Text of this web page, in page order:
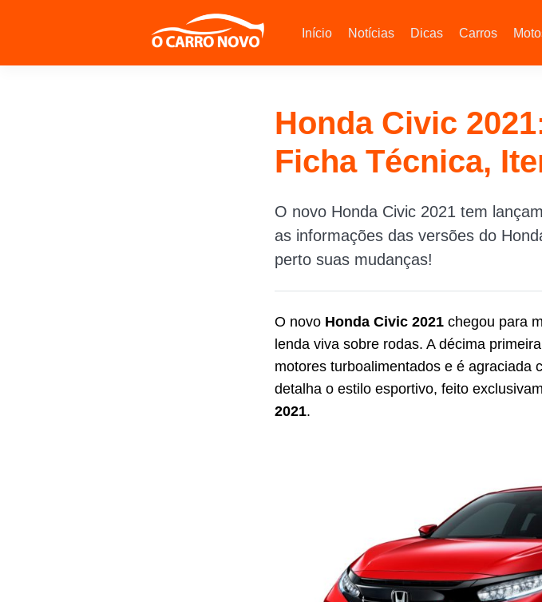
Início Notícias Dicas Carros
Honda Civic
Ficha Técnica,
O novo Honda Civic 2021 tem
as informações das versões do
perto suas mudanças!
O novo Honda Civic 2021 chegou para
lenda viva sobre rodas. A décima
motores turboalimentados e é agraciada
detalha o estilo esportivo, feito
2021.